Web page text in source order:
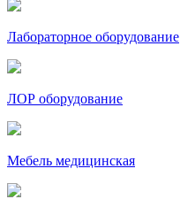
Лабораторное оборудование
ЛОР оборудование
Мебель медицинская